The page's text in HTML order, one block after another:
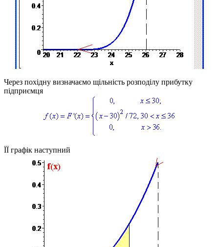
Через похідну визначаємо щільність розподілу прибутку
підприємця
ЇЇ графік наступний